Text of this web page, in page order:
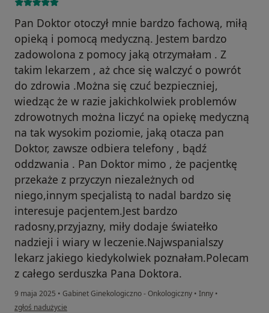
Pan Doktor otoczył mnie bardzo fachową, miłą
opieką i pomocą medyczną. Jestem bardzo
zadowolona z pomocy jaką otrzymałam . Z
takim lekarzem , aż chce się walczyć o powrót
do zdrowia .Można się czuć bezpieczniej,
wiedząc że w razie jakichkolwiek problemów
zdrowotnych można liczyć na opiekę medyczną
na tak wysokim poziomie, jaką otacza pan
Doktor, zawsze odbiera telefony , bądź
oddzwania . Pan Doktor mimo , że pacjentkę
przekaże z przyczyn niezależnych od
niego,innym specjalistą to nadal bardzo się
interesuje pacjentem.Jest bardzo
radosny,przyjazny, miły dodaje światełko
nadzieji i wiary w leczenie.Najwspanialszy
lekarz jakiego kiedykolwiek poznałam.Polecam
z całego serduszka Pana Doktora.
9 maja 2025 • Gabinet Ginekologiczno - Onkologiczny • Inny •
w opinii użytkownika Angelika Dziubek
zgłoś nadużycie